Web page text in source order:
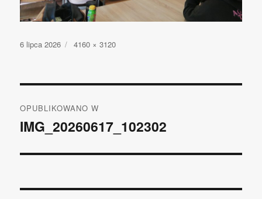
Opublikowano
6 lipca 2026
Pełny
4160 × 3120
wpisu
OPUBLIKOWANO W
IMG_20260617_102302